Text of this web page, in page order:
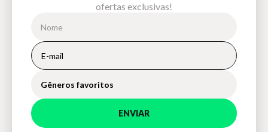
ofertas exclusivas!
Gêneros favoritos
ENVIAR